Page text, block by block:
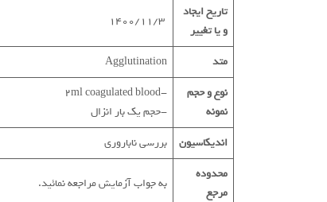
تاریخ ایجاد
و یا تغییر
متد
Agglutination
نوع و حجم
نمونه
-2ml coagulated blood
-حجم یک بار انزال
اندیکاسیون
بررسی ناباروری
محدوده
مرجع
به جواب آزمایش مراجعه نمائید.